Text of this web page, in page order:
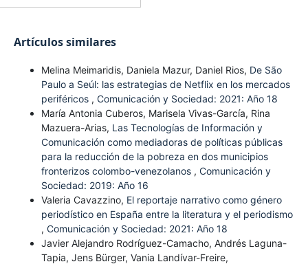
Artículos similares
Melina Meimaridis, Daniela Mazur, Daniel Rios, De São
Paulo a Seúl: las estrategias de Netflix en los mercados
periféricos , Comunicación y Sociedad: 2021: Año 18
María Antonia Cuberos, Marisela Vivas-García, Rina
Mazuera-Arias, Las Tecnologías de Información y
Comunicación como mediadoras de políticas públicas
para la reducción de la pobreza en dos municipios
fronterizos colombo-venezolanos , Comunicación y
Sociedad: 2019: Año 16
Valeria Cavazzino, El reportaje narrativo como género
periodístico en España entre la literatura y el periodismo
, Comunicación y Sociedad: 2021: Año 18
Javier Alejandro Rodríguez-Camacho, Andrés Laguna-
Tapia, Jens Bürger, Vania Landívar-Freire,